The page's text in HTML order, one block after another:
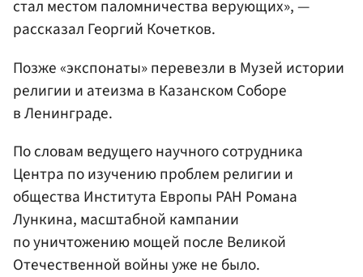
стал местом паломничества верующих», —
рассказал Георгий Кочетков.
Позже «экспонаты» перевезли в Музей истории
религии и атеизма в Казанском Соборе
в Ленинграде.
По словам ведущего научного сотрудника
Центра по изучению проблем религии и
общества Института Европы РАН Романа
Лункина, масштабной кампании
по уничтожению мощей после Великой
Отечественной войны уже не было.